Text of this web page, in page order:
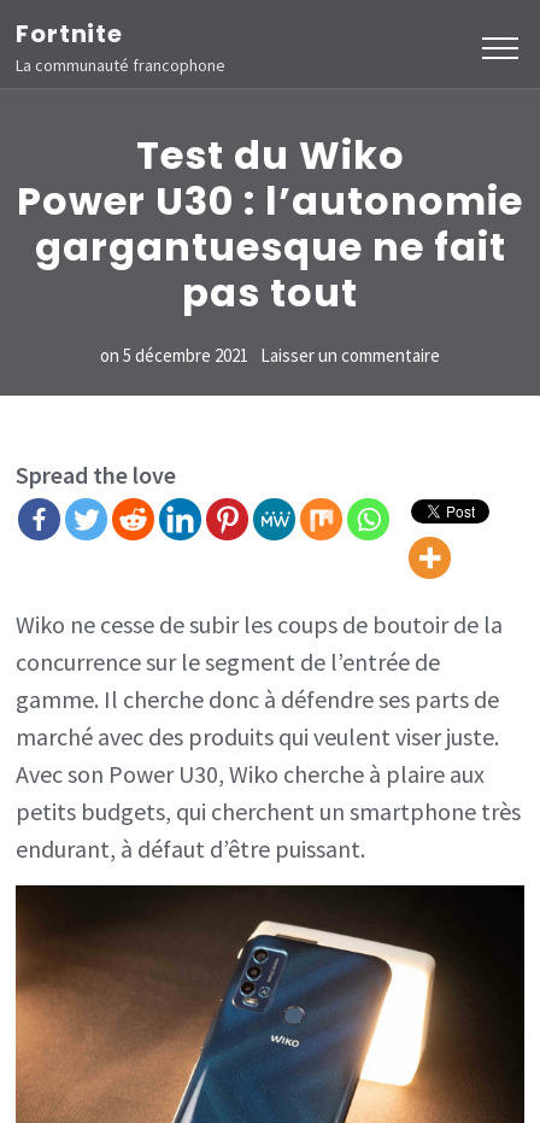
Aller
au
contenu
Fortnite
La communauté francophone
Test du Wiko
Power U30 : l’autonomie
gargantuesque ne fait
pas tout
on 5 décembre 2021 Laisser un commentaire
Test
Power U30 :
l’autonomie
ne
fait
pas
tout
Spread the love
Wiko ne cesse de subir les coups de boutoir de la
concurrence sur le segment de l’entrée de
gamme. Il cherche donc à défendre ses parts de
marché avec des produits qui veulent viser juste.
Avec son Power U30, Wiko cherche à plaire aux
petits budgets, qui cherchent un smartphone très
endurant, à défaut d’être puissant.